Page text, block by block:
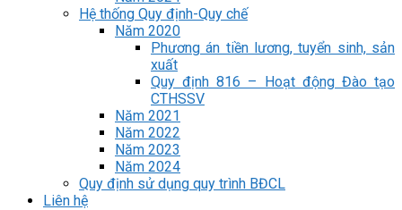
Hệ thống Quy định-Quy chế
Năm 2020
Phương án tiền lương, tuyển sinh, sản
xuất
Quy định 816 – Hoạt động Đào tạo
CTHSSV
Năm 2021
Năm 2022
Năm 2023
Năm 2024
Quy định sử dụng quy trình BĐCL
Liên hệ